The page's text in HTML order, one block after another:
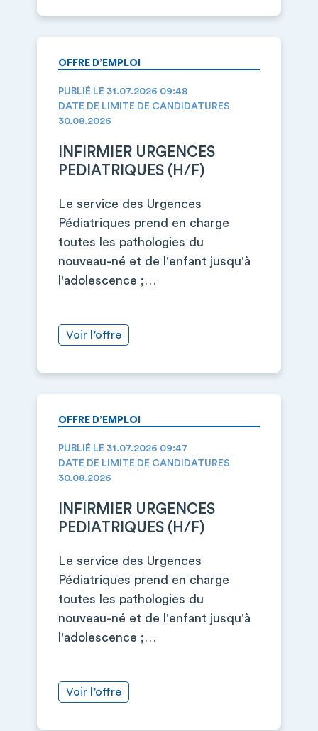
OFFRE D’EMPLOI
PUBLIÉ LE 31.07.2026 09:48
DATE DE LIMITE DE CANDIDATURES
30.08.2026
INFIRMIER URGENCES
PEDIATRIQUES (H/F)
Le service des Urgences
Pédiatriques prend en charge
toutes les pathologies du
nouveau-né et de l'enfant jusqu'à
l'adolescence ;…
Voir l’offre
OFFRE D’EMPLOI
PUBLIÉ LE 31.07.2026 09:47
DATE DE LIMITE DE CANDIDATURES
30.08.2026
INFIRMIER URGENCES
PEDIATRIQUES (H/F)
Le service des Urgences
Pédiatriques prend en charge
toutes les pathologies du
nouveau-né et de l'enfant jusqu'à
l'adolescence ;…
Voir l’offre